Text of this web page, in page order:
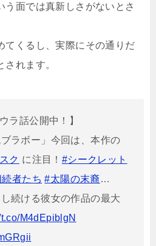
う面では真新しさがないとさ
てくるし、実際にその通りだ
れます。
ラ話公開中！】
ブラボー」今回は、本作の
ク に注目！ #シークレット
者たち #太陽の末裔…
続ける彼女の作品の最大
M4dEpiblgN